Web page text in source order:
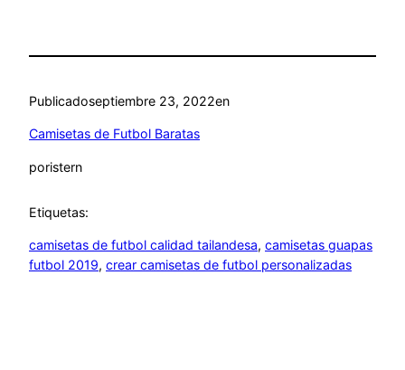
Publicadoseptiembre 23, 2022en
Camisetas de Futbol Baratas
poristern
Etiquetas:
camisetas de futbol calidad tailandesa, camisetas guapas
futbol 2019, crear camisetas de futbol personalizadas